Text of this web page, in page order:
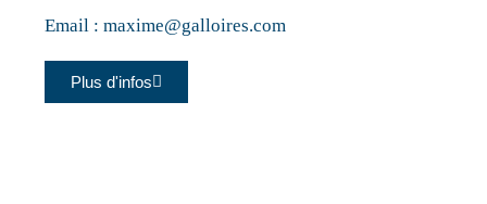
Email :maxime@galloires.com
Plus d'infos